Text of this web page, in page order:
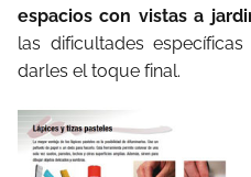
espacios con vistas a
las dificultades
darles el toque final.